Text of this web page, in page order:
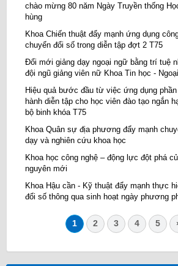
chào mừng 80 năm Ngày Truyền thống
hùng
Khoa Chiến thuật đẩy mạnh ứng dụng
chuyển đổi số trong diễn tập đợt 2 T75
Đổi mới giảng dạy ngoại ngữ bằng trí tuệ
đội ngũ giảng viên nữ Khoa Tin học -
Hiệu quả bước đầu từ việc ứng dụng
hành diễn tập cho học viên đào tạo ngắn
bộ binh khóa T75
Khoa Quân sự địa phương đẩy mạnh
dạy và nghiên cứu khoa học
Khoa học công nghệ – động lực đột phá
nguyên mới
Khoa Hậu cần - Kỹ thuật đẩy mạnh thực
đổi số thông qua sinh hoạt ngày phương
1 2 3 4 5